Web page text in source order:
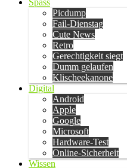
Spass
Picdump
Fail-Dienstag
Cute News
Retro
Gerechtigkeit siegt
Dumm gelaufen
Klischeekanone
Digital
Android
Apple
Google
Microsoft
Hardware-Test
Online-Sicherheit
Wissen